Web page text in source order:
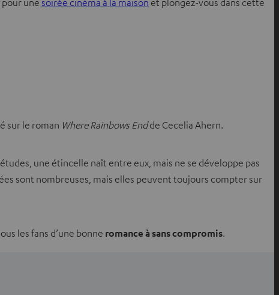
sur le roman Where Rainbows Endde Cecelia Ahern.
une étincelle naît entre eux, mais ne se développe pas
sont nombreuses, mais elles peuvent toujours compter sur
les fans d’une bonne romance à sans compromis.